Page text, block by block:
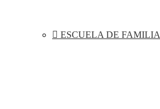
ESCUELA DE FAMILIA